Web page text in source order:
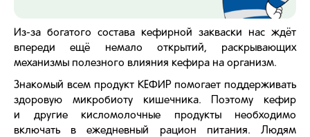
Из-за богатого состава кефирной закваски нас ждёт
впереди ещё немало открытий, раскрывающих
механизмы полезного влияния кефира на организм.
Знакомый всем продукт КЕФИР помогает поддерживать
здоровую микробиоту кишечника. Поэтому кефир
и другие кисломолочные продукты необходимо
включать в ежедневный рацион питания. Людям